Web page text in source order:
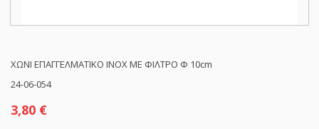
ΧΩΝΙ ΕΠΑΓΓΕΛΜΑΤΙΚΟ ΙΝΟΧ ΜΕ ΦΙΛΤΡΟ Φ 10cm
24-06-054
3,80 €